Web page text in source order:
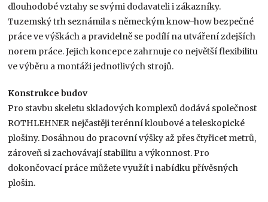
dlouhodobé vztahy se svými dodavateli i zákazníky.
Tuzemský trh seznámila s německým know-how bezpečné
práce ve výškách a pravidelně se podílí na utváření zdejších
norem práce. Jejich koncepce zahrnuje co největší flexibilitu
ve výběru a montáži jednotlivých strojů.
Konstrukce budov
Pro stavbu skeletu skladových komplexů dodává společnost
ROTHLEHNER nejčastěji terénní kloubové a teleskopické
plošiny. Dosáhnou do pracovní výšky až přes čtyřicet metrů,
zároveň si zachovávají stabilitu a výkonnost. Pro
dokončovací práce můžete využít i nabídku přívěsných
plošin.